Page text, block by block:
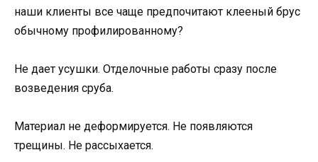
наши клиенты все чаще предпочитают клееный брус
обычному профилированному?
Не дает усушки. Отделочные работы сразу после
возведения сруба.
Материал не деформируется. Не появляются
трещины. Не рассыхается.